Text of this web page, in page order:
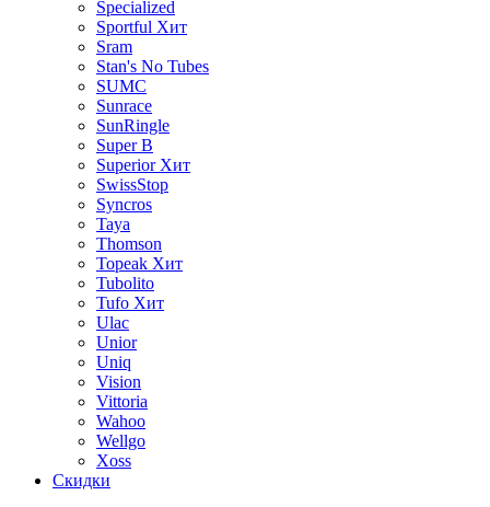
Specialized
Sportful Хит
Sram
Stan's No Tubes
SUMC
Sunrace
SunRingle
Super B
Superior Хит
SwissStop
Syncros
Taya
Thomson
Topeak Хит
Tubolito
Tufo Хит
Ulac
Unior
Uniq
Vision
Vittoria
Wahoo
Wellgo
Xoss
Скидки